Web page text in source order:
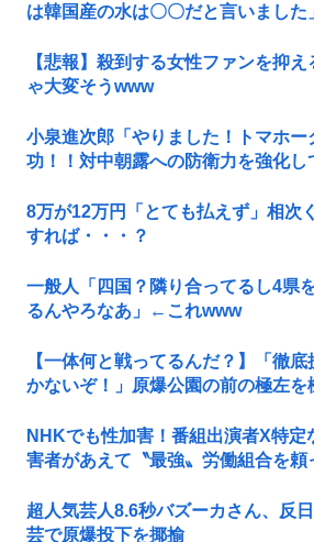
は韓国産の水は〇〇だと言いました
【悲報】殺到する女性ファンを抑
ゃ大変そうwww
小泉進次郎「やりました！トマホー
功！！対中朝露への防衛力を強化し
8万が12万円「とても払えず」相次
すれば・・・？
一般人「四国？隣り合ってるし4県
るんやろなあ」←これwww
【一体何と戦ってるんだ？】「徹
かないぞ！」原爆公園の前の極左を
NHKでも性加害！番組出演者X特定
害者があえて〝最強〟労働組合を頼
超人気芸人8.6秒バズーカさん、反
芸で原爆投下を揶揄